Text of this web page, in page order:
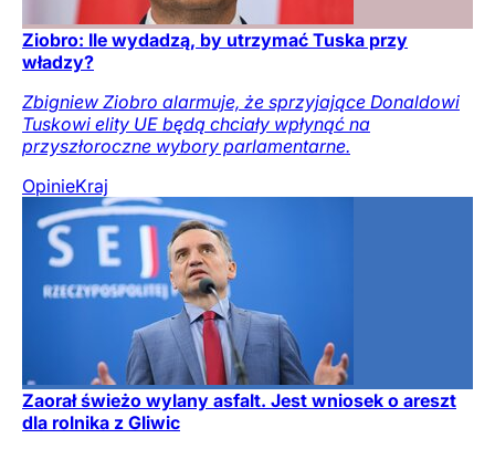
Ziobro: Ile wydadzą, by utrzymać Tuska przy
władzy?
Zbigniew Ziobro alarmuje, że sprzyjające Donaldowi
Tuskowi elity UE będą chciały wpłynąć na
przyszłoroczne wybory parlamentarne.
OpinieKraj
Zaorał świeżo wylany asfalt. Jest wniosek o areszt
dla rolnika z Gliwic